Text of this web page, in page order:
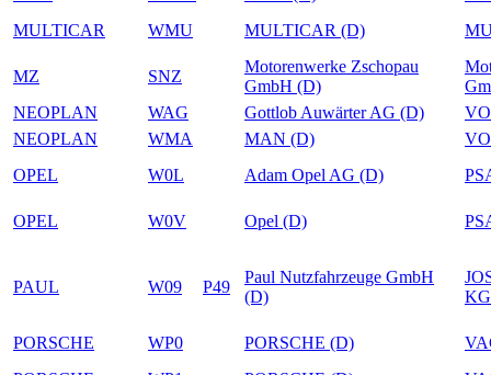
MULTICAR
WMU MULTICAR (D)
MZ SNZ
Motorenwerke Zschopau
GmbH (D)
NEOPLAN
WAG Gottlob Auwärter AG (D)
NEOPLAN
WMA MAN (D)
OPEL
W0L Adam Opel AG (D)
OPEL W0V Opel (D)
PAUL W09 P49
Paul Nutzfahrzeuge GmbH
(D)
PORSCHE WP0 PORSCHE (D)